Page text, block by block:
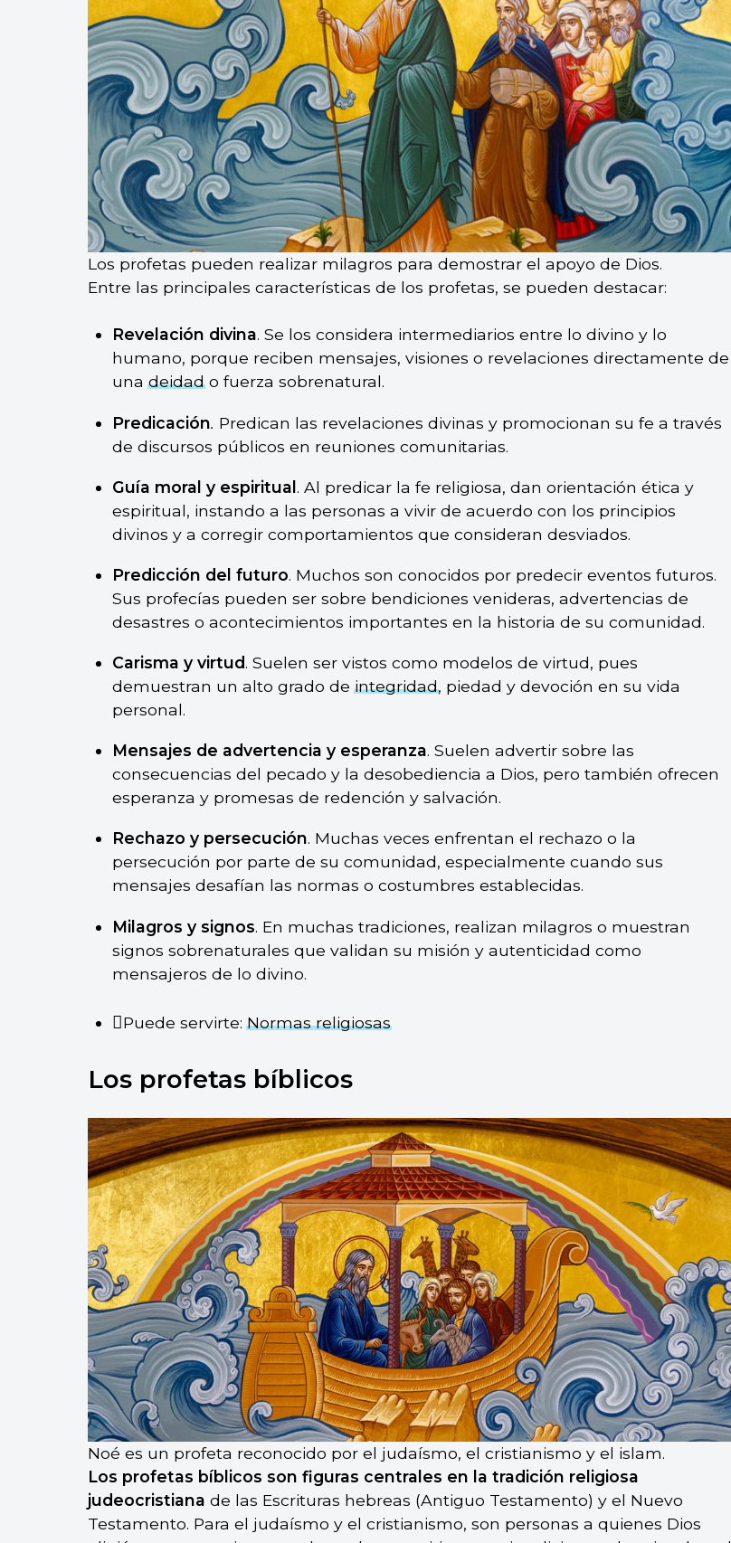
Los profetas pueden realizar milagros para demostrar el apoyo de Dios.
Entre las principales características de los profetas, se pueden destacar:
Revelación divina. Se los considera intermediarios entre lo divino y lo
humano, porque reciben mensajes, visiones o revelaciones directamente de
unadeidado fuerza sobrenatural.
Predicación. Predican las revelaciones divinas y promocionan su fe a través
de discursos públicos en reuniones comunitarias.
Guía moral y espiritual. Al predicar la fe religiosa, dan orientación ética y
espiritual, instando a las personas a vivir de acuerdo con los principios
divinos y a corregir comportamientos que consideran desviados.
Predicción del futuro. Muchos son conocidos por predecir eventos futuros.
Sus profecías pueden ser sobre bendiciones venideras, advertencias de
desastres o acontecimientos importantes en la historia de su comunidad.
Carisma y virtud. Suelen ser vistos como modelos de virtud, pues
demuestran un alto grado deintegridad, piedad y devoción en su vida
personal.
Mensajes de advertencia y esperanza. Suelen advertir sobre las
consecuencias del pecado y la desobediencia a Dios, pero también ofrecen
esperanza y promesas de redención y salvación.
Rechazo y persecución. Muchas veces enfrentan el rechazo o la
persecución por parte de su comunidad, especialmente cuando sus
mensajes desafían las normas o costumbres establecidas.
Milagros y signos. En muchas tradiciones, realizan milagros o muestran
signos sobrenaturales que validan su misión y autenticidad como
mensajeros de lo divino.
Puede servirte:Normas religiosas
Los profetas bíblicos
Noé es un profeta reconocido por el judaísmo, el cristianismo y el islam.
Los profetas bíblicos son figuras centrales en la tradición religiosa
judeocristiana de las Escrituras hebreas (Antiguo Testamento) y el Nuevo
Testamento. Para el judaísmo y el cristianismo, son personas a quienes Dios